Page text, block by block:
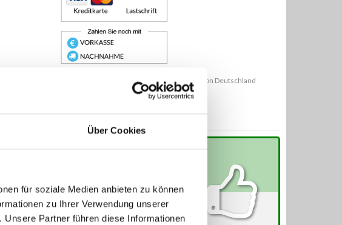
Über Cookies
für soziale Medien anbieten zu können
zu Ihrer Verwendung unserer
Partner führen diese Informationen
Zahlungs- und Lieferarten können außerhalb von Deutschland